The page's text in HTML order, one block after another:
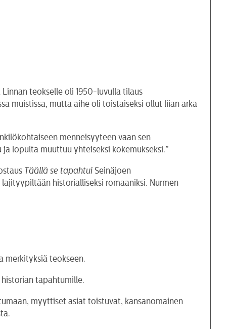
teokselle oli 1950-luvulla tilaus
muistissa, mutta aihe oli toistaiseksi ollut liian arka
menneisyyteen vaan sen
lopulta muuttuu yhteiseksi kokemukseksi.”
Täällä se tapahtui Seinäjoen
historialliseksi romaaniksi. Nurmen
merkityksiä teokseen.
historian tapahtumille.
myyttiset asiat toistuvat, kansanomainen